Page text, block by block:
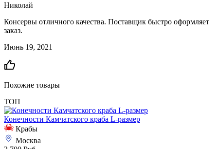
Николай
Консервы отличного качества. Поставщик быстро оформляет
заказ.
Июнь 19, 2021
Похожие товары
ТОП
Конечности Камчатского краба L-размер
Крабы
Москва